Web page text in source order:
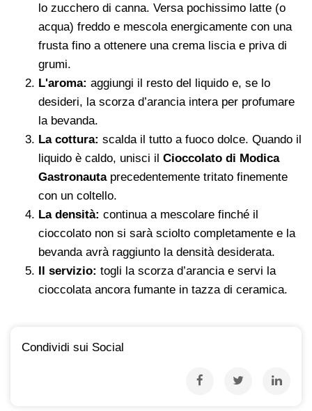
lo zucchero di canna. Versa pochissimo latte (o
acqua) freddo e mescola energicamente con una
frusta fino a ottenere una crema liscia e priva di
grumi.
L'aroma: aggiungi il resto del liquido e, se lo
desideri, la scorza d’arancia intera per profumare
la bevanda.
La cottura: scalda il tutto a fuoco dolce. Quando il
liquido è caldo, unisci il Cioccolato di Modica
Gastronautaprecedentemente tritato finemente
con un coltello.
La densità: continua a mescolare finché il
cioccolato non si sarà sciolto completamente e la
bevanda avrà raggiunto la densità desiderata.
Il servizio: togli la scorza d’arancia e servi la
cioccolata ancora fumante in tazza di ceramica.
Condividi sui Social